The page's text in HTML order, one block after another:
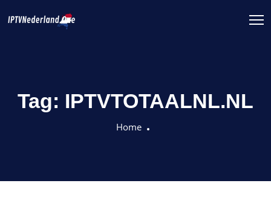
Tag: IPTVTOTAALNL.NL
Home